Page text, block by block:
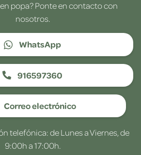
popa? Ponte en contacto con
nosotros.
WhatsApp
916597360
Correo electrónico
telefónica: de Lunes a Viernes, de
9:00h a 17:00h.